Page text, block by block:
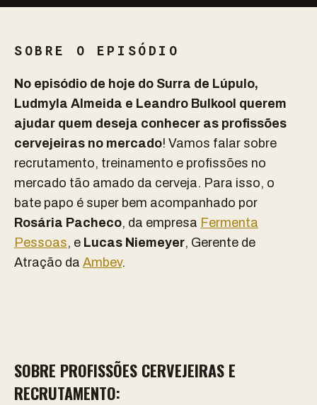
SOBRE O EPISÓDIO
No episódio de hoje do Surra de Lúpulo,
Ludmyla Almeida e Leandro Bulkool querem
ajudar quem deseja conhecer as profissões
cervejeiras no mercado! Vamos falar sobre
recrutamento, treinamento e profissões no
mercado tão amado da cerveja. Para isso, o
bate papo é super bem acompanhado por
Rosária Pacheco, da empresa Fermenta
Pessoas, e Lucas Niemeyer, Gerente de
Atração da Ambev.
SOBRE PROFISSÕES CERVEJEIRAS E
RECRUTAMENTO: